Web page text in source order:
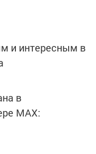
и интересным в
в
MАХ: